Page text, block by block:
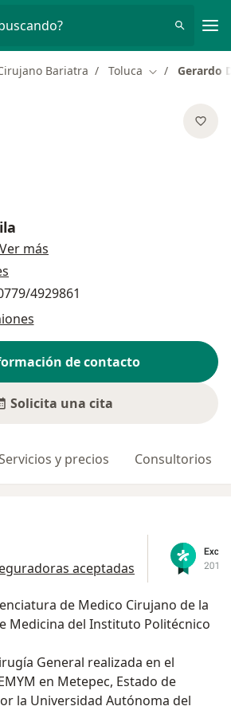
Bariatra Toluca Cambiar de
Gerardo
Ver más
4929861
de contacto
Solicita una cita
y precios Consultorios
aceptadas
de Medico Cirujano de la
Medicina del Instituto Politécnico
General realizada en el
en Metepec, Estado de
la Universidad Autónoma del